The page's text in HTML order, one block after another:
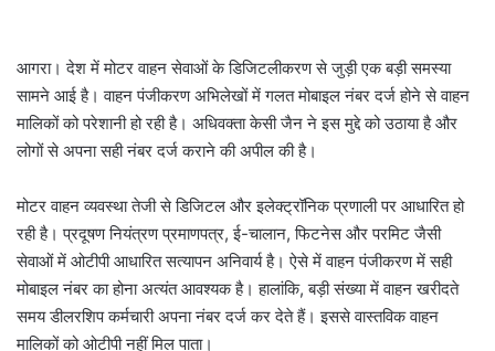
आगरा। देश में मोटर वाहन सेवाओं के डिजिटलीकरण से जुड़ी एक बड़ी समस्या
सामने आई है। वाहन पंजीकरण अभिलेखों में गलत मोबाइल नंबर दर्ज होने से वाहन
मालिकों को परेशानी हो रही है। अधिवक्ता केसी जैन ने इस मुद्दे को उठाया है और
लोगों से अपना सही नंबर दर्ज कराने की अपील की है।
मोटर वाहन व्यवस्था तेजी से डिजिटल और इलेक्ट्रॉनिक प्रणाली पर आधारित हो
रही है। प्रदूषण नियंत्रण प्रमाणपत्र, ई-चालान, फिटनेस और परमिट जैसी
सेवाओं में ओटीपी आधारित सत्यापन अनिवार्य है। ऐसे में वाहन पंजीकरण में सही
मोबाइल नंबर का होना अत्यंत आवश्यक है। हालांकि, बड़ी संख्या में वाहन खरीदते
समय डीलरशिप कर्मचारी अपना नंबर दर्ज कर देते हैं। इससे वास्तविक वाहन
मालिकों को ओटीपी नहीं मिल पाता।